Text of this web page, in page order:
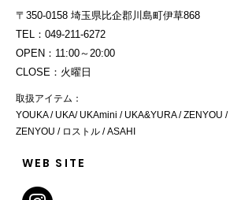
〒350-0158 埼玉県比企郡川島町伊草868
TEL：049-211-6272
OPEN：11:00～20:00
CLOSE：火曜日
取扱アイテム：
YOUKA / UKA/ UKAmini / UKA&YURA / ZENYOU /
ZENYOU / ロストル / ASAHI
WEB SITE